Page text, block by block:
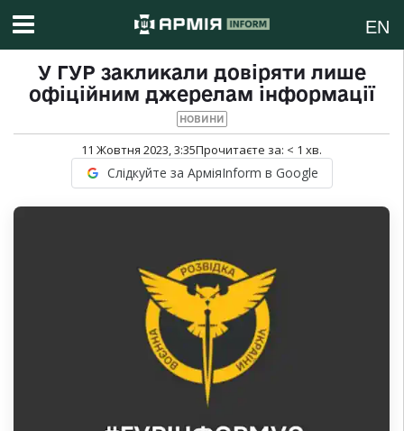
EN
У ГУР закликали довіряти лише
офіційним джерелам інформації
НОВИНИ
11 Жовтня 2023, 3:35Прочитаєте за: < 1 хв.
Слідкуйте за АрміяInform в Google